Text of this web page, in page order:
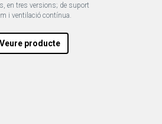
en tres versions; de suport
i ventilació contínua.
Veure producte